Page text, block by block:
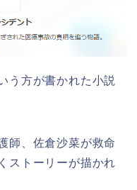
う方が書かれた小説
師、佐倉沙菜が救命
ストーリーが描かれ